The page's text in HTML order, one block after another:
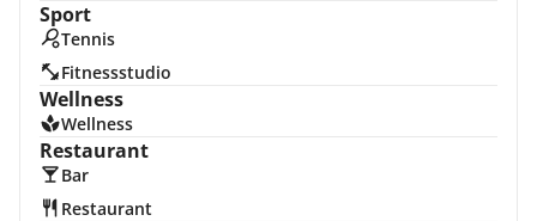
Sport
Tennis
Fitnessstudio
Wellness
Wellness
Restaurant
Bar
Restaurant